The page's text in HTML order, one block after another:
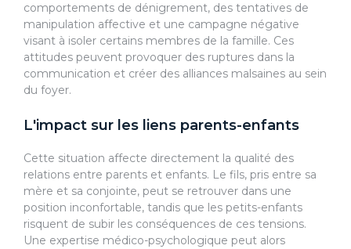
comportements de dénigrement, des tentatives de
manipulation affective et une campagne négative
visant à isoler certains membres de la famille. Ces
attitudes peuvent provoquer des ruptures dans la
communication et créer des alliances malsaines au sein
du foyer.
L'impact sur les liens parents-enfants
Cette situation affecte directement la qualité des
relations entre parents et enfants. Le fils, pris entre sa
mère et sa conjointe, peut se retrouver dans une
position inconfortable, tandis que les petits-enfants
risquent de subir les conséquences de ces tensions.
Une expertise médico-psychologique peut alors